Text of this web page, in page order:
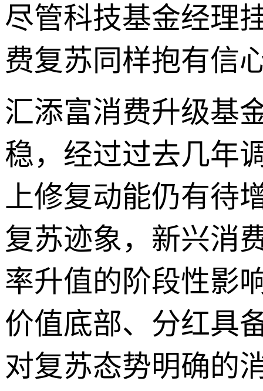
尽管科技基金经理
费复苏同样抱有信
汇添富消费升级基
稳，经过过去几年
上修复动能仍有待
复苏迹象，新兴消
率升值的阶段性影
价值底部、分红具
对复苏态势明确的